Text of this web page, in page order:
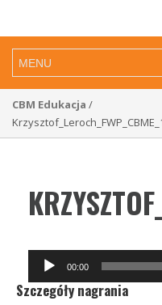
CBM Edukacja /
Odtwarzacz
plików
dźwiękowych
00:00
Szczegóły nagrania